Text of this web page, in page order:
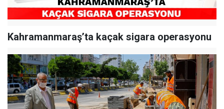
Kahramanmaraş’ta kaçak sigara operasyonu